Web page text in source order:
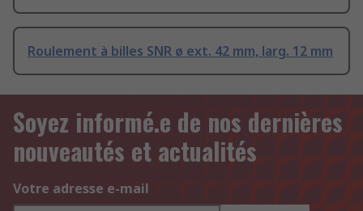
Roulement à billes SNR ø ext. 42 mm, larg. 12 mm
Soyez informé.e de nos dernières
nouveautés et actualités
Votre adresse e-mail